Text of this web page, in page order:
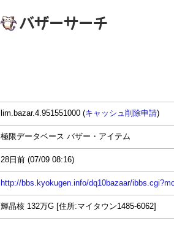
lim.bazar.4.951551000 (キャッシュ削除申請)
極限データベース バザー・アイテム
28日前 (07/09 08:16)
http://bbs.kyokugen.info/dq10bazaar/
輝晶核 132万G [住所:マイタウン1485-6062]